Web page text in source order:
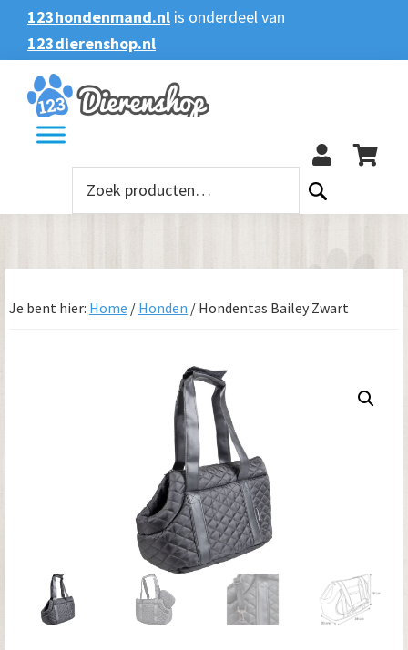
Spring
naar
de
hoofdnavigatie
Door
naar
de
hoofd
inhoud
Spring
naar
de
voettekst
123hondenmand.nl is onderdeel van
123dierenshop.nl
Zoeken
Zoeken
naar:
Je bent hier: Home / Honden / Hondentas Bailey Zwart